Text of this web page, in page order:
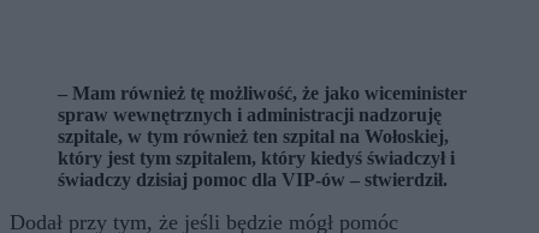
– Mam również tę możliwość, że jako wiceminister
spraw wewnętrznych i administracji nadzoruję
szpitale, w tym również ten szpital na Wołoskiej,
który jest tym szpitalem, który kiedyś świadczył i
świadczy dzisiaj pomoc dla VIP-ów – stwierdził.
Dodał przy tym, że jeśli będzie mógł pomóc